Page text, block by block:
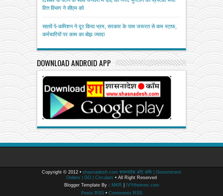
वित्त विभाग ने सीएम को
सातवें पे-कमिशन ने दूर किया भ्रम, सरकार के पास जरूरत से कम स्टाफ,
कर्मचारियों पर काम का बोझ ज्यादा
DOWNLOAD ANDROID APP
Copyright © 2012 • shasnadesh.com शासनादेश डॉट कॉम | Government
Orders | GO | Circulars • All Right Reserved
Blogger Template By : MKR
IVYthemes.com
Posts RSS• Comments RSS